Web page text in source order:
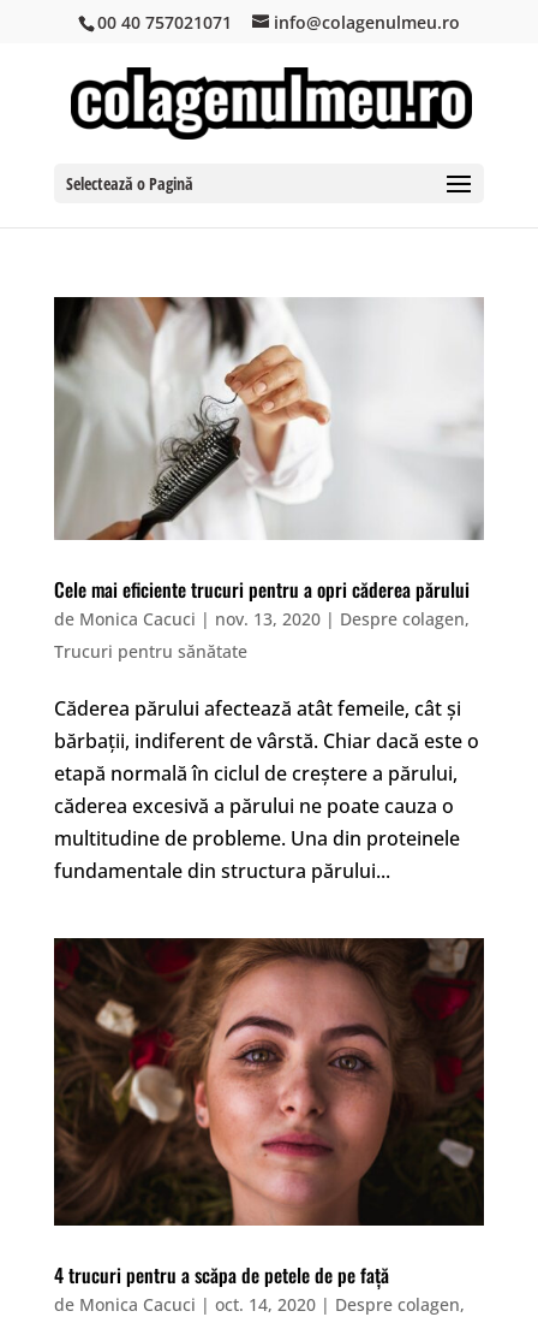
00 40 757021071 info@colagenulmeu.ro
Selectează o Pagină
Cele mai eficiente trucuri pentru a opri căderea părului
de Monica Cacuci | nov. 13, 2020| Despre colagen,
Trucuri pentru sănătate
Căderea părului afectează atât femeile, cât și
bărbații, indiferent de vârstă. Chiar dacă este o
etapă normală în ciclul de creștere a părului,
căderea excesivă a părului ne poate cauza o
multitudine de probleme. Una din proteinele
fundamentale din structura părului...
4 trucuri pentru a scăpa de petele de pe față
de Monica Cacuci | oct. 14, 2020| Despre colagen,